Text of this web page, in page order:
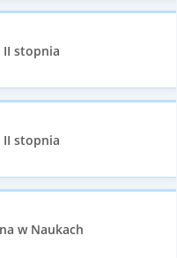
II stopnia
II stopnia
w Naukach